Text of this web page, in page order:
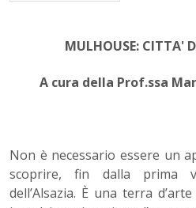
MULHOUSE: CITTA'
A cura della Prof.ssa
Non è necessario essere un
scoprire, fin dalla prima
dell’Alsazia. È una terra